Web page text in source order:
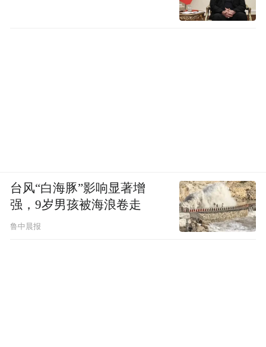
台风“白海豚”影响显著增
强，9岁男孩被海浪卷走
鲁中晨报